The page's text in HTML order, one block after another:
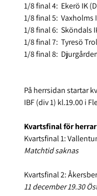
1/8 final 4: Ekerö IK
1/8 final 5: Vaxholms
1/8 final 6: Sköndals
1/8 final 7: Tyresö
1/8 final 8:
På herrsidan startar
IBF (div 1) kl.19.00 i
Kvartsfinal för herrar
Kvartsfinal 1:
Matchtid saknas
Kvartsfinal 2:
11 december 19.30